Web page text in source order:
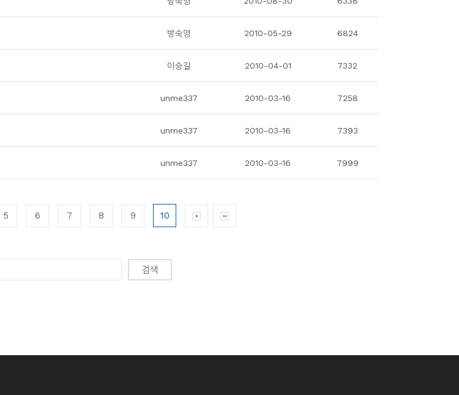
방숙영 2010-05-29 6824
이승길 2010-04-01 7332
unme337 2010-03-16 7258
unme337 2010-03-16 7393
unme337 2010-03-16 7999
5 6 7 8 9 10